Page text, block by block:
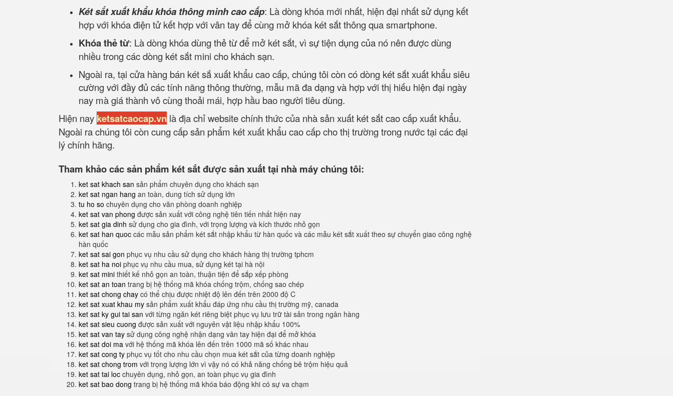
Két sắt xuất khẩu khóa thông minh cao cấp: Là dòng khóa mới nhất, hiện đại nhất sử dụng kết
hợp với khóa điện tử kết hợp với vân tay để cùng mở khóa két sắt thông qua smartphone.
Khóa thẻ từ: Là dòng khóa dùng thẻ từ để mở két sắt, vì sự tiện dụng của nó nên được dùng
nhiều trong các dòng két sắt mini cho khách sạn.
Ngoài ra, tại cửa hàng bán két sắ xuất khẩu cao cấp, chúng tôi còn có dòng két sắt xuất khẩu siêu
cường với đầy đủ các tính năng thông thường, mẫu mã đa dạng và hợp với thị hiếu hiện đại ngày
nay mà giá thành vô cùng thoải mái, hợp hầu bao người tiêu dùng.
Hiện nay ketsatcaocap.vn là địa chỉ website chính thức của nhà sản xuất két sắt cao cấp xuất khẩu.
Ngoài ra chúng tôi còn cung cấp sản phẩm két xuất khẩu cao cấp cho thị trường trong nước tại các đại
lý chính hãng.
Tham khảo các sản phẩm két sắt được sản xuất tại nhà máy chúng tôi:
ket sat khach san sản phẩm chuyên dụng cho khách sạn
ket sat ngan hang an toàn, dung tích sử dụng lớn
tu ho so chuyên dụng cho văn phòng doanh nghiệp
ket sat van phong được sản xuất với công nghệ tiên tiến nhất hiện nay
ket sat gia dinh sử dụng cho gia đình, với trọng lượng và kích thước nhỏ gọn
ket sat han quoc các mẫu sản phẩm két sắt nhập khẩu từ hàn quốc và các mẫu két sắt xuất theo sự chuyển giao công nghệ
hàn quốc
ket sat sai gon phục vụ nhu cầu sử dụng cho khách hàng thị trường tphcm
ket sat ha noi phục vụ nhu cầu mua, sử dụng két tại hà nội
ket sat mini thiết kế nhỏ gọn an toàn, thuận tiện để sắp xếp phòng
ket sat an toan trang bị hệ thống mã khóa chống trộm, chống sao chép
ket sat chong chay có thể chịu được nhiệt độ lên đến trên 2000 độ C
ket sat xuat khau my sản phẩm xuất khẩu đáp ứng nhu cầu thị trường mỹ, canada
ket sat ky gui tai san với từng ngăn két riêng biệt phục vụ lưu trữ tài sản trong ngân hàng
ket sat sieu cuong được sản xuất với nguyên vật liệu nhập khẩu 100%
ket sat van tay sử dụng công nghệ nhận dạng vân tay hiện đại để mở khóa
ket sat doi ma với hệ thống mã khóa lên đến trên 1000 mã số khác nhau
ket sat cong ty phục vụ tốt cho nhu cầu chọn mua két sắt của từng doanh nghiệp
ket sat chong trom với trọng lượng lớn vì vậy nó có khả năng chống bê trộm hiệu quả
ket sat tai loc chuyên dụng, nhỏ gọn, an toàn phục vụ gia đình
ket sat bao dong trang bị hệ thống mã khóa báo động khi có sự va chạm